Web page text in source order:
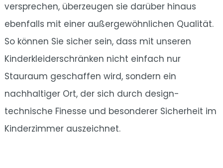
versprechen, überzeugen sie darüber hinaus
ebenfalls mit einer außergewöhnlichen Qualität.
So können Sie sicher sein, dass mit unseren
Kinderkleiderschränken nicht einfach nur
Stauraum geschaffen wird, sondern ein
nachhaltiger Ort, der sich durch design-
technische Finesse und besonderer Sicherheit im
Kinderzimmer auszeichnet.